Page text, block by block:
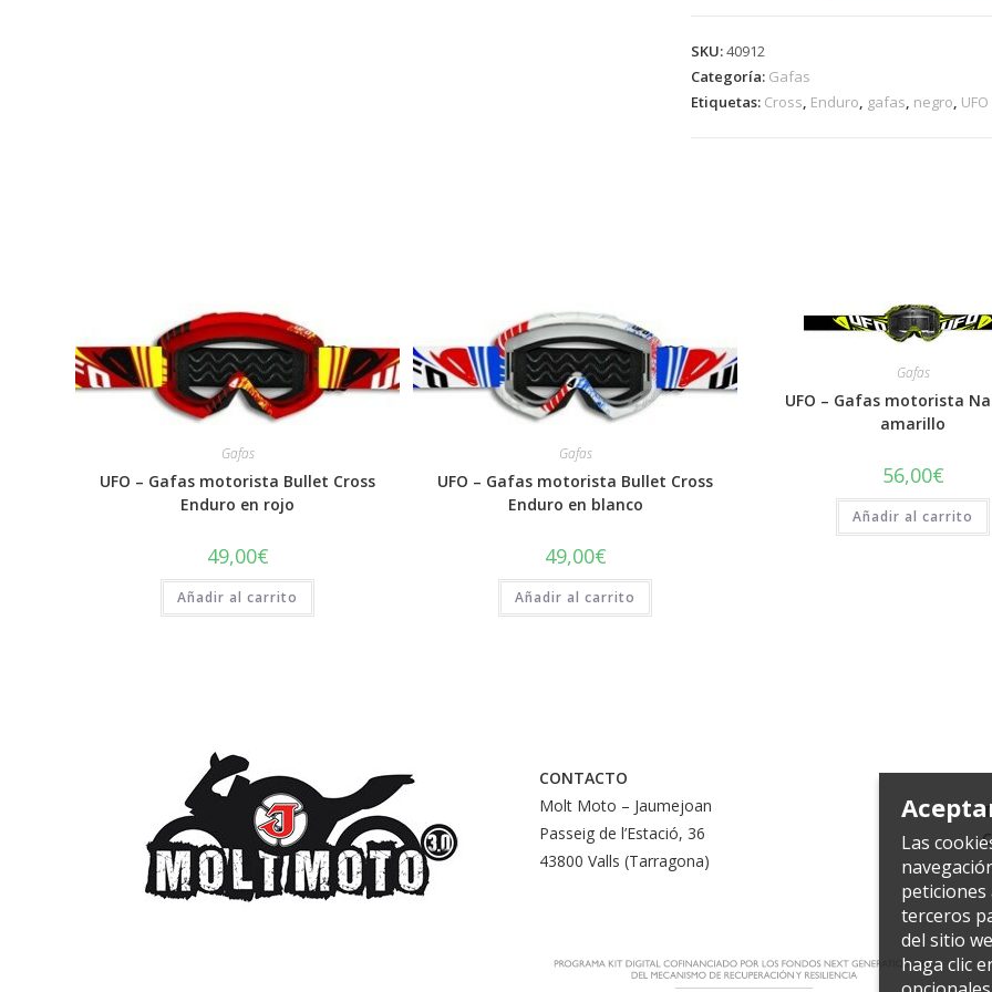
Bullet
Cross
SKU:40912
Categoría: Gafas
Etiquetas: Cross, Enduro, gafas, negro, UFO
Gafas
UFO – Gafas motorista Bullet Cross
Enduro en rojo
49,00€
Añadir al carrito
Gafas
UFO – Gafas motorista Bullet Cross
Enduro en blanco
49,00€
Añadir al carrito
Gafas
UFO – Gafas motorista
amarillo
56,00€
Añadir al carrito
Las
peticiones
terceros
del sitio
haga clic
CONTACTO
Molt Moto – Jaumejoan
Passeig de l’Estació, 36
43800 Valls (Tarragona)